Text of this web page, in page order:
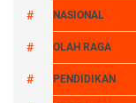
NASIONAL
OLAH RAGA
PENDIDIKAN